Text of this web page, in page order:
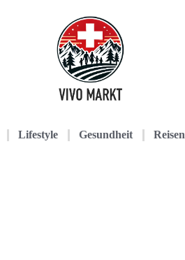
Lifestyle Gesundheit Reisen